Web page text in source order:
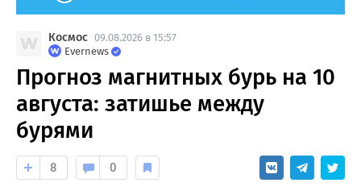
Космос 09.08.2026 в 15:57
Evernews
Прогноз магнитных бурь на 10
августа: затишье между
бурями
8 0